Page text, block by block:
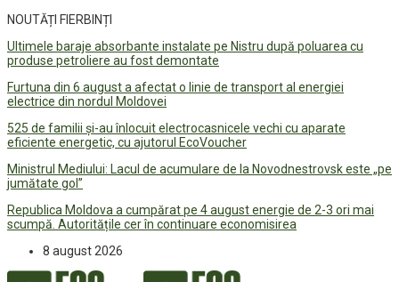
NOUTĂȚI FIERBINȚI
Ultimele baraje absorbante instalate pe Nistru după poluarea cu
produse petroliere au fost demontate
Furtuna din 6 august a afectat o linie de transport al energiei
electrice din nordul Moldovei
525 de familii și-au înlocuit electrocasnicele vechi cu aparate
eficiente energetic, cu ajutorul EcoVoucher
Ministrul Mediului: Lacul de acumulare de la Novodnestrovsk este „pe
jumătate gol”
Republica Moldova a cumpărat pe 4 august energie de 2-3 ori mai
scumpă. Autoritățile cer în continuare economisirea
8 august 2026